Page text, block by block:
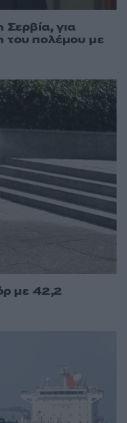
Σερβία, για
του πολέμου με
με 42,2